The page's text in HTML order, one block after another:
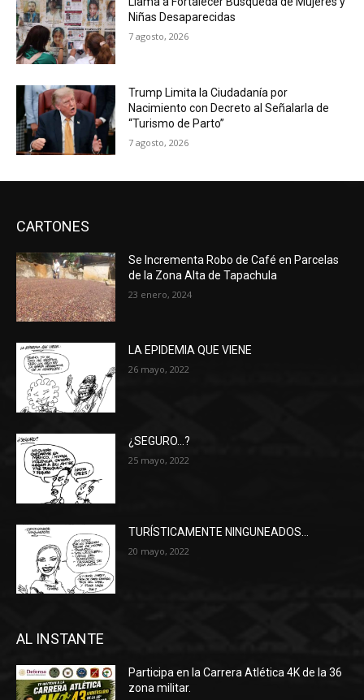
Niñas Desaparecidas
7 agosto, 2026
Trump Limita la Ciudadanía por
Nacimiento con Decreto al Señalarla de
“Turismo de Parto”
7 agosto, 2026
CARTONES
Se Incrementa Robo de Café en Parcelas
de la Zona Alta de Tapachula
23 enero, 2024
LA EPIDEMIA QUE VIENE
26 mayo, 2022
¿SEGURO…?
25 mayo, 2022
TURÍSTICAMENTE NINGUNEADOS…
20 mayo, 2022
AL INSTANTE
Participa en la Carrera Atlética 4K de la 36
zona militar.